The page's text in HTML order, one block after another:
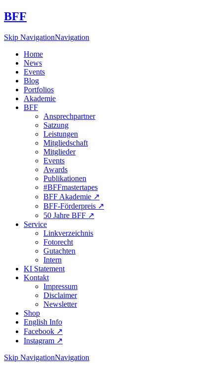
BFF
Skip NavigationNavigation
Home
News
Events
Blog
Portfolios
Akademie
BFF
Ansprechpartner
Satzung
Leistungen
Mitgliedschaft
Mitglieder
Events
Awards
Publikationen
#BFFmastertapes
BFF Akademie ↗︎
BFF-Förderpreis ↗︎
50 Jahre BFF ↗︎
Service
Linkverzeichnis
Fotorecht
Gutachten
Intern
KI Statement
Kontakt
Impressum
Disclaimer
Newsletter
Shop
English Info
Facebook ↗︎
Instagram ↗︎
Skip NavigationNavigation